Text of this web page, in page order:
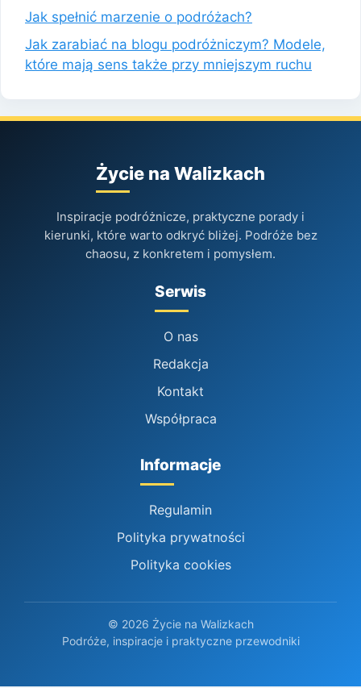
Jak spełnić marzenie o podróżach?
Jak zarabiać na blogu podróżniczym? Modele,
które mają sens także przy mniejszym ruchu
Życie na Walizkach
Inspiracje podróżnicze, praktyczne porady i
kierunki, które warto odkryć bliżej. Podróże bez
chaosu, z konkretem i pomysłem.
Serwis
O nas
Redakcja
Kontakt
Współpraca
Informacje
Regulamin
Polityka prywatności
Polityka cookies
© 2026 Życie na Walizkach
Podróże, inspiracje i praktyczne przewodniki